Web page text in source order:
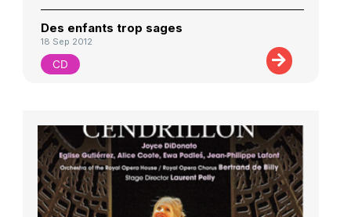
Des enfants trop sages
18 Sep 2012
CD